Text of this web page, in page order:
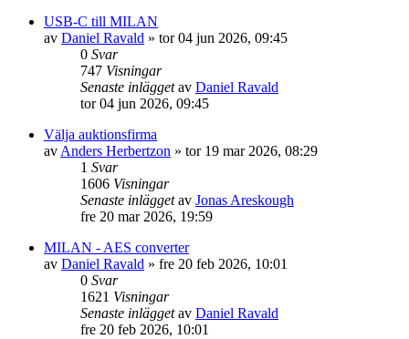
USB-C till MILAN
av Daniel Ravald » tor 04 jun 2026, 09:45
0 Svar
747 Visningar
Senaste inläggetav Daniel Ravald
tor 04 jun 2026, 09:45
Välja auktionsfirma
avAnders Herbertzon » tor 19 mar 2026, 08:29
1 Svar
1606 Visningar
Senaste inläggetav Jonas Areskough
fre 20 mar 2026, 19:59
MILAN - AES converter
av Daniel Ravald » fre 20 feb 2026, 10:01
0 Svar
1621 Visningar
Senaste inläggetav Daniel Ravald
fre 20 feb 2026, 10:01